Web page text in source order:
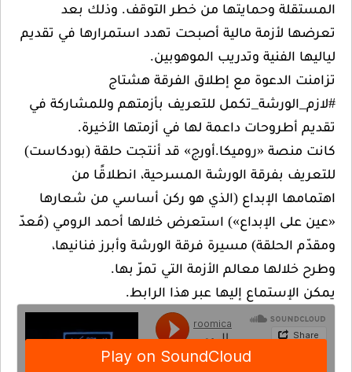
وحمايتها من خطر التوقف. وذلك بعد
مالية أصبحت تهدد استمرارها في تقديم
وتدريب الموهوبين.
مع إطلاق الفرقة هشتاج
للتعريف بأزمتهم وللمشاركة في
داعمة لها في أزمتها الأخيرة.
«روميكا.أورج» قد أنتجت حلقة (بودكاست)
بفرقة الورشة المسرحية، انطلاقًا من
الإبداع (الذي هو ركن أساسي من شعارها
الإبداع») استعرض خلالها أحمد الرومي (مُعدّ
مسيرة فرقة الورشة وأبرز فنانيها،
معالم الأزمة التي تمرّ بها.
إليها عبر هذا الرابط.